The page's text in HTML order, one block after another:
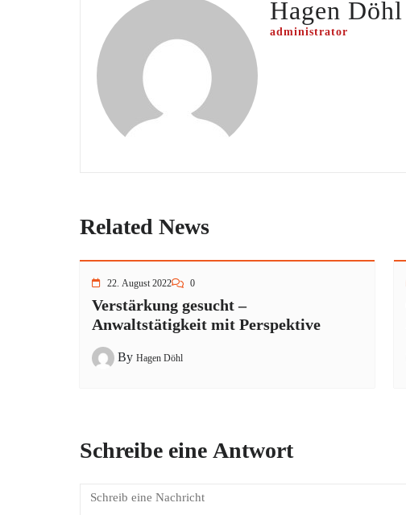
Hagen Döhl
administrator
Related News
22. August 2022 0
Verstärkung gesucht –
Anwaltstätigkeit mit Perspektive
By Hagen Döhl
Schreibe eine Antwort